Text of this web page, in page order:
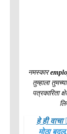
नमस्कार
तुम्हाला
पत्रकारिता
हे ही वाचा
मोठा